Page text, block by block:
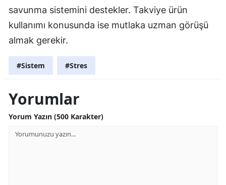
savunma sistemini destekler. Takviye ürün
kullanımı konusunda ise mutlaka uzman görüşü
almak gerekir.
#Sistem #Stres
Yorumlar
Yorum Yazın (500 Karakter)